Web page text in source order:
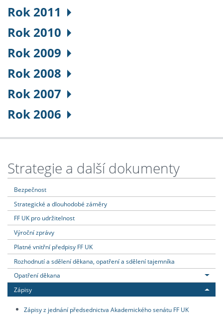
Rok 2011
Rok 2010
Rok 2009
Rok 2008
Rok 2007
Rok 2006
Strategie a další dokumenty
Bezpečnost
Strategické a dlouhodobé záměry
FF UK pro udržitelnost
Výroční zprávy
Platné vnitřní předpisy FF UK
Rozhodnutí a sdělení děkana, opatření a sdělení tajemníka
Opatření děkana
Zápisy
Zápisy z jednání předsednictva Akademického senátu FF UK